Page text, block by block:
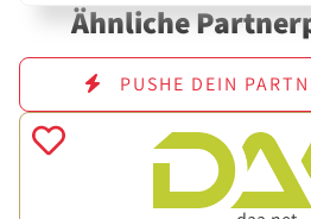
Ähnliche
PUSHE DEIN